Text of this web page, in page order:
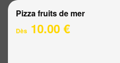
Pizza fruits de mer
Dès 10.00 €